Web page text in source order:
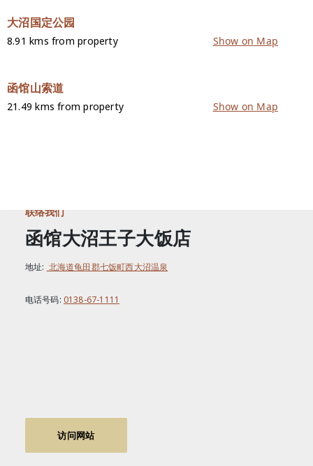
大沼国定公园
8.91 kms from property Show on Map
函馆山索道
21.49 kms from property Show on Map
联络我们
函馆大沼王子大饭店
地址: 北海道龟田郡七饭町西大沼温泉
电话号码: 0138-67-1111
访问网站